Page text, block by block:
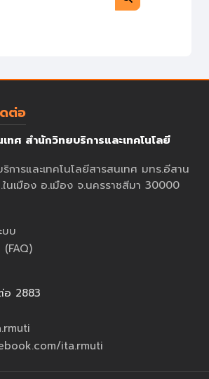
ค้นหารายวิชา
ต่อ
ทศ สำนักวิทยบริการและเทคโนโลยี
การและเทคโนโลยีสารสนเทศ มทร.อีสาน
นเมือง อ.เมือง จ.นครราชสีมา 30000
บบ
2883
ita.rmuti